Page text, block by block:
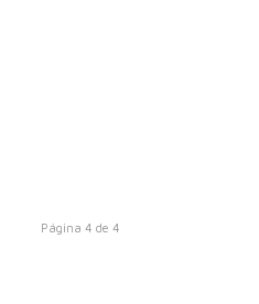
Página 4 de 4